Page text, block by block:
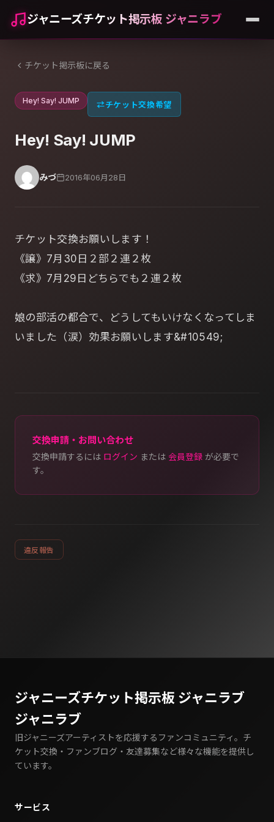
ジャニーズチケット掲示板 ジャニラブ
チケット掲示板に戻る
Hey! Say! JUMP ⇄チケット交換希望
Hey! Say! JUMP
みづ 2016年06月28日
チケット交換お願いします！
《譲》7月30日２部２連２枚
《求》7月29日どちらでも２連２枚
娘の部活の都合で、どうしてもいけなくなってしま
いました（涙）効果お願いします&#10549;
交換申請・お問い合わせ
交換申請するには ログイン または 会員登録 が必要で
す。
違反報告
ジャニーズチケット掲示板 ジャニラブ
ジャニラブ
旧ジャニーズアーティストを応援するファンコミュニティ。チ
ケット交換・ファンブログ・友達募集など様々な機能を提供し
ています。
サービス